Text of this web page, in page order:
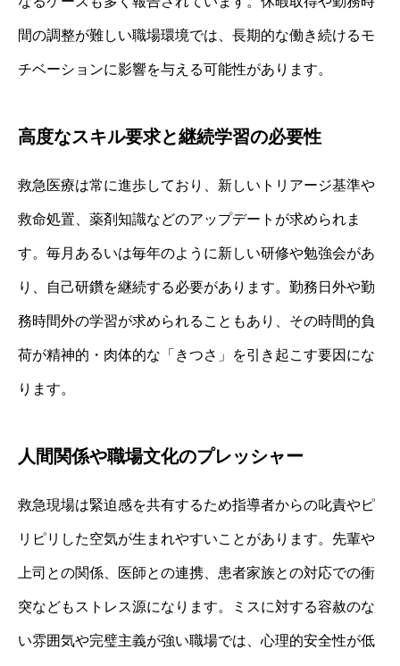
間の調整が難しい職場環境では、長期的な働き続けるモ
チベーションに影響を与える可能性があります。
高度なスキル要求と継続学習の必要性
救急医療は常に進歩しており、新しいトリアージ基準や
救命処置、薬剤知識などのアップデートが求められま
す。毎月あるいは毎年のように新しい研修や勉強会があ
り、自己研鑽を継続する必要があります。勤務日外や勤
務時間外の学習が求められることもあり、その時間的負
荷が精神的・肉体的な「きつさ」を引き起こす要因にな
ります。
人間関係や職場文化のプレッシャー
救急現場は緊迫感を共有するため指導者からの叱責やピ
リピリした空気が生まれやすいことがあります。先輩や
上司との関係、医師との連携、患者家族との対応での衝
突などもストレス源になります。ミスに対する容赦のな
い雰囲気や完璧主義が強い職場では、心理的安全性が低